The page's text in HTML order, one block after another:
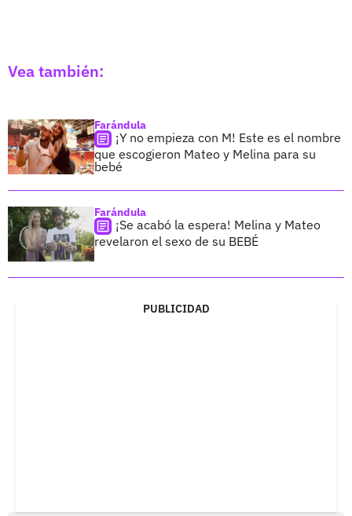
Vea también:
Farándula
¡Y no empieza con M! Este es el nombre
que escogieron Mateo y Melina para su
bebé
Farándula
¡Se acabó la espera! Melina y Mateo
revelaron el sexo de su BEBÉ
PUBLICIDAD